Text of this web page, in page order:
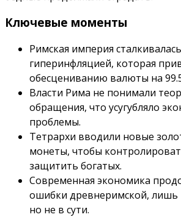
Ключевые моменты
Римская империя
гиперинфляцией, которая
обесцениванию валюты на
Власти Рима не понимали
обращения, что усугубляло
проблемы.
Тетрархи вводили новые
монеты, чтобы
защитить богатых.
Современная экономика
ошибки древнеримской, лишь
но не в сути.